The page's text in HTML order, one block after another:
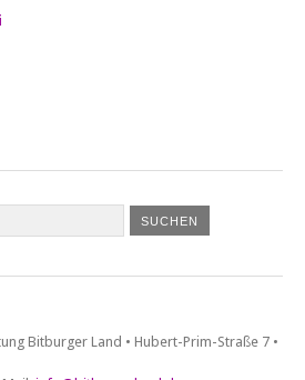
Bitburger Land • Hubert-Prim-Straße 7 •